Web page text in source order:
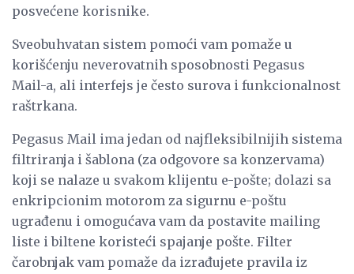
posvećene korisnike.
Sveobuhvatan sistem pomoći vam pomaže u
korišćenju neverovatnih sposobnosti Pegasus
Mail-a, ali interfejs je često surova i funkcionalnost
raštrkana.
Pegasus Mail ima jedan od najfleksibilnijih sistema
filtriranja i šablona (za odgovore sa konzervama)
koji se nalaze u svakom klijentu e-pošte; dolazi sa
enkripcionim motorom za sigurnu e-poštu
ugrađenu i omogućava vam da postavite mailing
liste i biltene koristeći spajanje pošte. Filter
čarobnjak vam pomaže da izrađujete pravila iz